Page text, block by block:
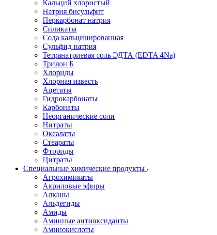
Кальций хлористый
Натрия бисульфит
Перкарбонат натрия
Силикаты
Сода кальцинированная
Сульфид натрия
Тетранатриевая соль ЭДТА (EDTA 4Na)
Трилон Б
Хлориды
Хлорная известь
Ацетаты
Гидрокарбонаты
Карбонаты
Неорганические соли
Нитраты
Оксалаты
Стеараты
Фториды
Цитраты
Специальные химические продукты
Агрохимикаты
Акриловые эфиры
Алканы
Альдегиды
Амиды
Аминные антиоксиданты
Аминокислоты